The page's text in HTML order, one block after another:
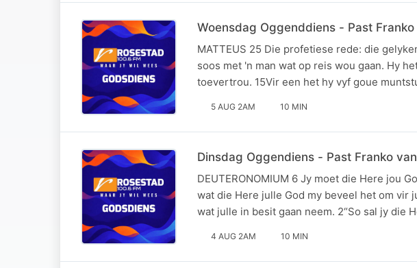
Woensdag Oggenddiens - Past
MATTEUS 25 Die profetiese rede: die
soos met 'n man wat op reis wou gaan. Hy
toevertrou. 15Vir een het hy vyf goue
5 AUG 2AM 10 MIN
Dinsdag Oggendiens - Past Franko
DEUTERONOMIUM 6 Jy moet die Here jou
wat die Here julle God my beveel het om vir
wat julle in besit gaan neem. 2“So sal jy die
4 AUG 2AM 10 MIN